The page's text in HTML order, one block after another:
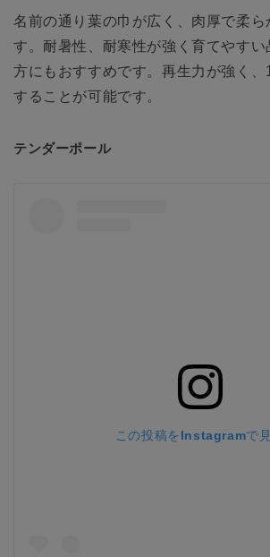
名前の通り葉の巾が広く、肉厚で柔
す。耐暑性、耐寒性が強く育てやす
方にもおすすめです。再生力が強く、
することが可能です。
テンダーポール
この投稿をInstagramで